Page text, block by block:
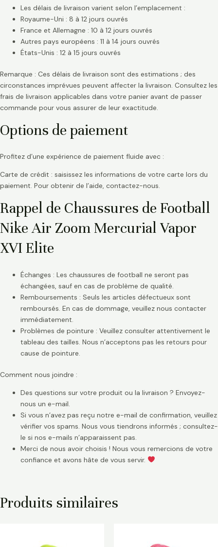
Les délais de livraison varient selon l’emplacement :
Royaume-Uni : 8 à 12 jours ouvrés
France et Allemagne : 10 à 12 jours ouvrés
Autres pays européens : 11 à 14 jours ouvrés
États-Unis : 12 à 15 jours ouvrés
Remarque : Ces délais de livraison sont des estimations ; des
circonstances imprévues peuvent affecter la livraison. Consultez les
frais de livraison applicables dans votre panier avant de passer
commande pour vous assurer de leur exactitude.
Options de paiement
Profitez d’une expérience de paiement fluide avec :
Carte de crédit : saisissez les informations de votre carte lors du
paiement. Pour obtenir de l’aide, contactez-nous.
Rappel de Chaussures de Football
Nike Air Zoom Mercurial Vapor
XVI Elite
Échanges : Les chaussures de football ne seront pas
échangées, sauf en cas de problème de qualité.
Remboursements : Seuls les articles défectueux sont
remboursés. En cas de dommage, veuillez nous contacter
immédiatement.
Problèmes de pointure : Veuillez consulter attentivement le
tableau des tailles. Nous n’acceptons pas les retours pour
cause de pointure.
Comment nous joindre :
Des questions sur votre produit ou la livraison ? Envoyez-
nous un e-mail.
Si vous n’avez pas reçu notre e-mail de confirmation, veuillez
vérifier vos spams. Nous vous tiendrons informés ; consultez-
le si nos e-mails n’apparaissent pas.
Merci de nous avoir choisis ! Nous vous remercions de votre
confiance et avons hâte de vous servir.
Produits similaires